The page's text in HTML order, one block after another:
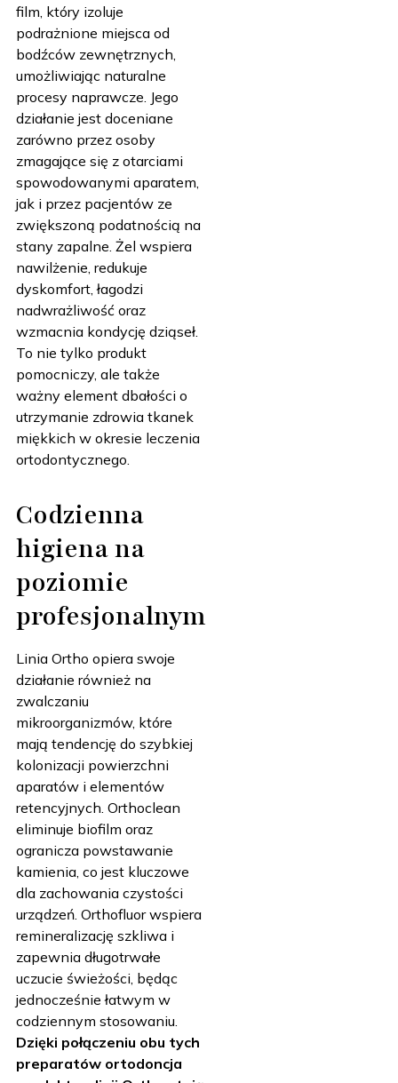
film, który izoluje
podrażnione miejsca od
bodźców zewnętrznych,
umożliwiając naturalne
procesy naprawcze. Jego
działanie jest doceniane
zarówno przez osoby
zmagające się z otarciami
spowodowanymi aparatem,
jak i przez pacjentów ze
zwiększoną podatnością na
stany zapalne. Żel wspiera
nawilżenie, redukuje
dyskomfort, łagodzi
nadwrażliwość oraz
wzmacnia kondycję dziąseł.
To nie tylko produkt
pomocniczy, ale także
ważny element dbałości o
utrzymanie zdrowia tkanek
miękkich w okresie leczenia
ortodontycznego.
Codzienna
higiena na
poziomie
profesjonalnym
Linia Ortho opiera swoje
działanie również na
zwalczaniu
mikroorganizmów, które
mają tendencję do szybkiej
kolonizacji powierzchni
aparatów i elementów
retencyjnych. Orthoclean
eliminuje biofilm oraz
ogranicza powstawanie
kamienia, co jest kluczowe
dla zachowania czystości
urządzeń. Orthofluor wspiera
remineralizację szkliwa i
zapewnia długotrwałe
uczucie świeżości, będąc
jednocześnie łatwym w
codziennym stosowaniu.
Dzięki połączeniu obu tych
preparatów ortodoncja